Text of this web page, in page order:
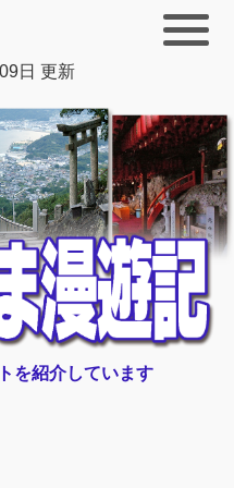
日 更新
を紹介しています